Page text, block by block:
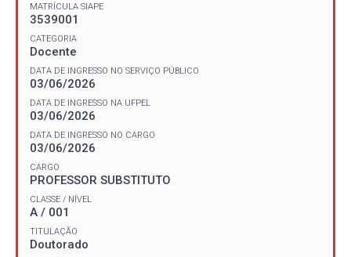
MATRÍCULA SIAPE
3539001
CATEGORIA
Docente
DATA DE INGRESSO NO SERVIÇO PÚBLICO
03/06/2026
DATA DE INGRESSO NA UFPEL
03/06/2026
DATA DE INGRESSO NO CARGO
03/06/2026
CARGO
PROFESSOR SUBSTITUTO
CLASSE / NÍVEL
A / 001
TITULAÇÃO
Doutorado